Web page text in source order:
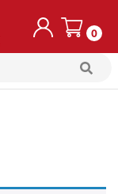
0